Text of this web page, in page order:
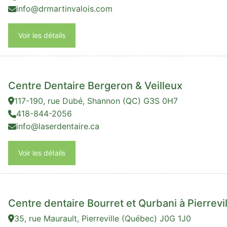
info@drmartinvalois.com
Voir les détails
Centre Dentaire Bergeron & Veilleux
117-190, rue Dubé, Shannon (QC) G3S 0H7
418-844-2056
info@laserdentaire.ca
Voir les détails
Centre dentaire Bourret et Qurbani à
35, rue Maurault, Pierreville (Québec) J0G 1J0